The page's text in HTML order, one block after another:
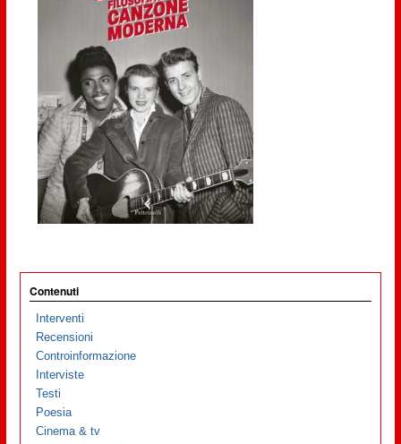
Contenuti
Interventi
Recensioni
Controinformazione
Interviste
Testi
Poesia
Cinema & tv